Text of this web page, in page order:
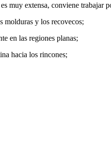
muy extensa, conviene trabajar
molduras y los recovecos;
en las regiones planas;
hacia los rincones;